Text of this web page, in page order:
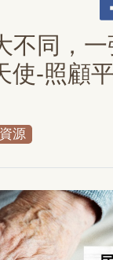
不同，
使-照顧
源